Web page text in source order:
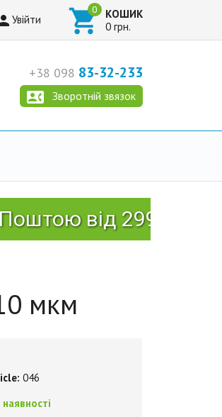
Увійти  КОШИК
0 грн.
+38 098 83-32-233
Зворотній звязок
від 2999 грн!
мкм
046